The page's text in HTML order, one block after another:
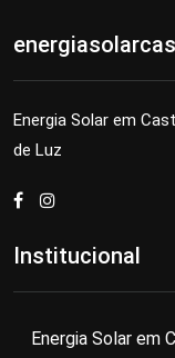
Energia Solar em
de Luz
Institucional
Energia Solar em